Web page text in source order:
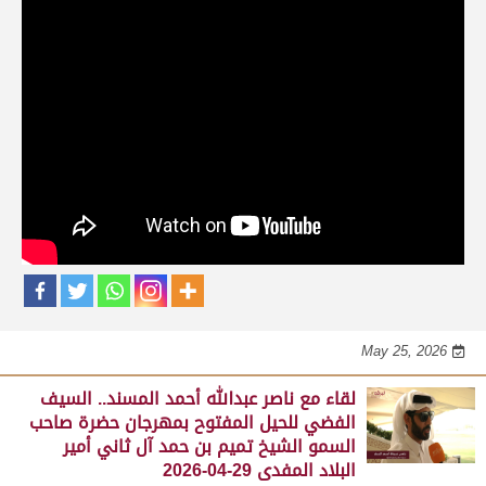
May 25, 2026
لقاء مع جابر بن سالم بن فاران.. مضمر هجن الشحانية الفائز
بالسيف الذهبي للحيل المفتوح بميدان الوثبة 22-05-2026
May 25, 2026
لقاء مع ناصر عبدالله أحمد المسند.. السيف
الفضي للحيل المفتوح بمهرجان حضرة صاحب
السمو الشيخ تميم بن حمد آل ثاني أمير
البلاد المفدى 29-04-2026